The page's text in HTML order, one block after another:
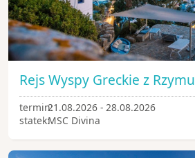
Rejs Wyspy Greckie z Rzymu
termin:21.08.2026 - 28.08.2026
statek:MSC Divina